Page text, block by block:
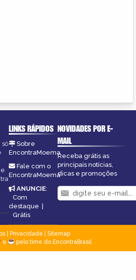
só
LINKS RÁPIDOS
Sobre
EncontraMoema
Fale com o
EncontraMoema
ANUNCIE:
Com
destaque
Grátis
NOVIDADES POR E-
MAIL
Receba grátis as
principais notícias,
dicas e promoções
| Privacidade
Sitemap
e pelo time do EncontraBrasil